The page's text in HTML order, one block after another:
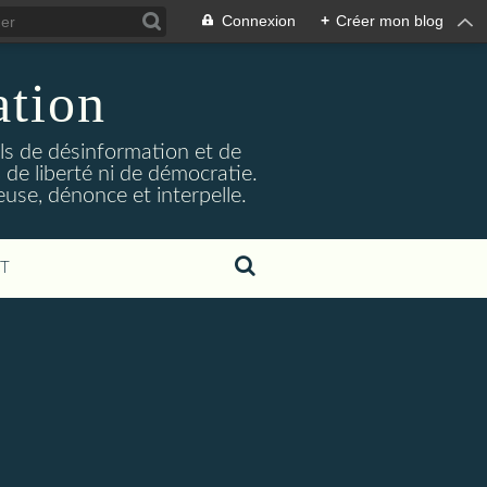
Connexion + Créer mon blog
de désinformation et de
liberté ni de démocratie.
dénonce et interpelle.